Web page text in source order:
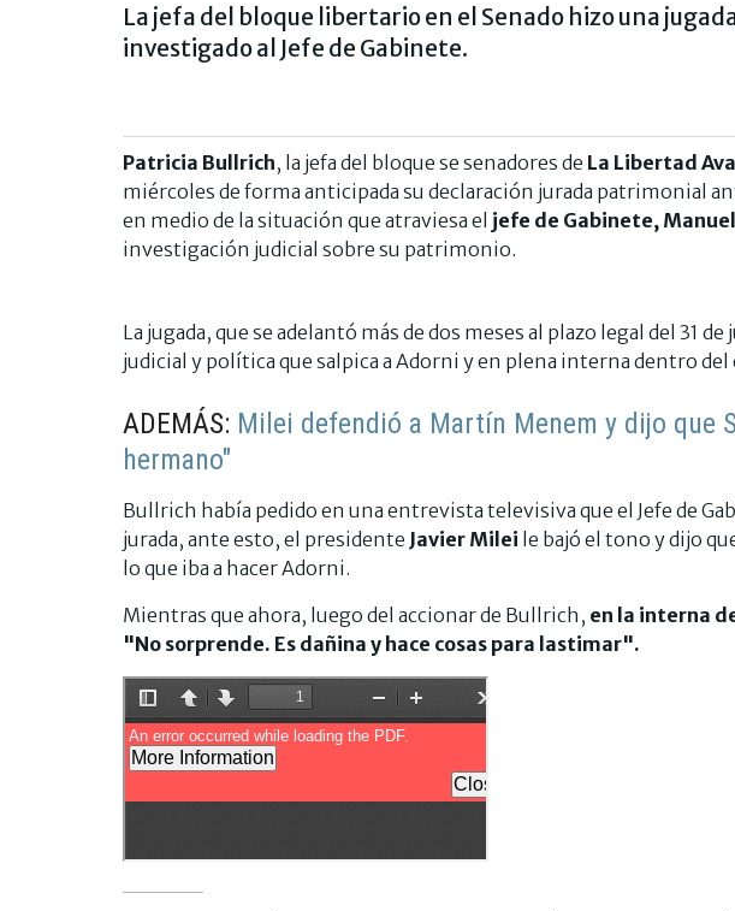
La jefa del bloque libertario en el Senado hizo una
investigado al Jefe de Gabinete.
Patricia Bullrich, la jefa del bloque se senadores de La Libertad
miércoles de forma anticipada su declaración jurada patrimonial
en medio de la situación que atraviesa el jefe de Gabinete,
investigación judicial sobre su patrimonio.
La jugada, que se adelantó más de dos meses al plazo legal del 31
judicial y política que salpica a Adorni y en plena interna dentro
ADEMÁS: Milei defendió a Martín Menem y dijo que
hermano"
Bullrich había pedido en una entrevista televisiva que el Jefe de
jurada, ante esto, el presidente Javier Milei le bajó el tono y dijo
lo que iba a hacer Adorni.
Mientras que ahora, luego del accionar de Bullrich, en la interna
"No sorprende. Es dañina y hace cosas para lastimar".